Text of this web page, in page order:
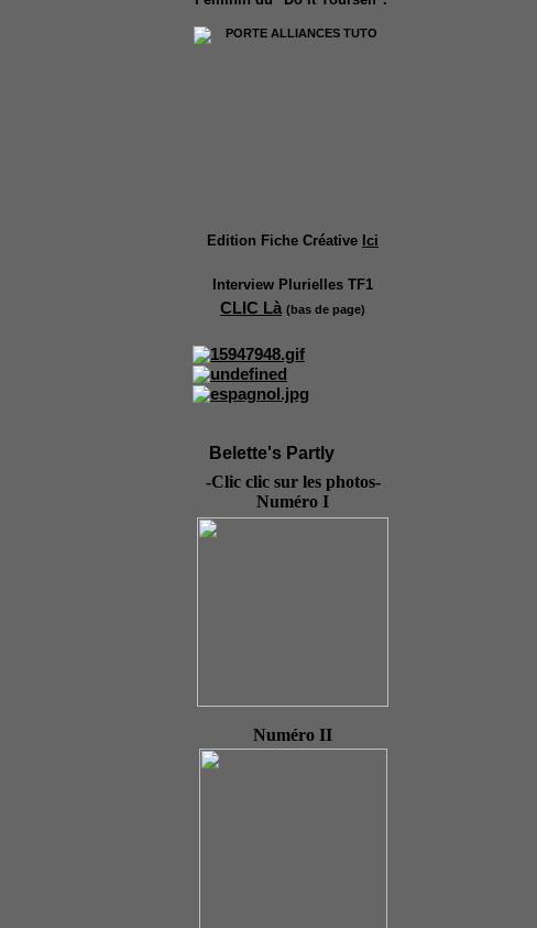
Edition Fiche Créative Ici
Interview Plurielles TF1
CLIC Là (bas de page)
Belette's Partly
-Clic clic sur les photos-
Numéro I
Numéro II